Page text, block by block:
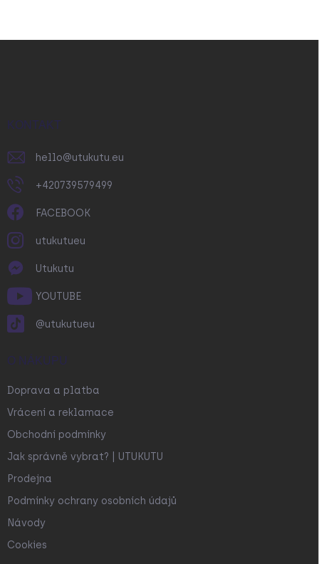
KONTAKT
hello@utukutu.eu
+420739579499
FACEBOOK
utukutueu
Utukutu
YOUTUBE
@utukutueu
O NÁKUPU
Doprava a platba
Vrácení a reklamace
Obchodní podmínky
Jak správně vybrat? | UTUKUTU
Prodejna
Podmínky ochrany osobních údajů
Návody
Cookies